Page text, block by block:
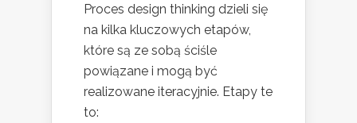
Proces design thinking dzieli się
na kilka kluczowych etapów,
które są ze sobą ściśle
powiązane i mogą być
realizowane iteracyjnie. Etapy te
to: